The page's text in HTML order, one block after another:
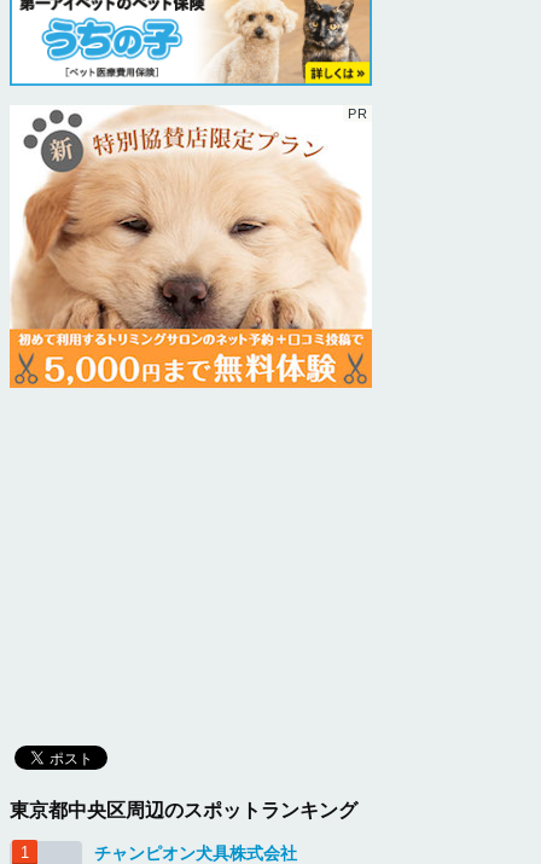
東京都中央区周辺のスポットランキング
チャンピオン犬具株式会社